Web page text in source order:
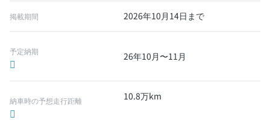
掲載期間 2026年10月14日まで
予定納期 26年10月〜11月
納車時の予想走行距離 10.8万km